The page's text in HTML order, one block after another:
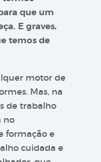
que um
E graves,
temos de
motor de
Mas, na
de trabalho
no
formação e
cuidada e